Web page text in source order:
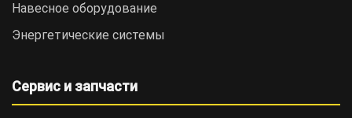
Навесное оборудование
Энергетические системы
Сервис и запчасти